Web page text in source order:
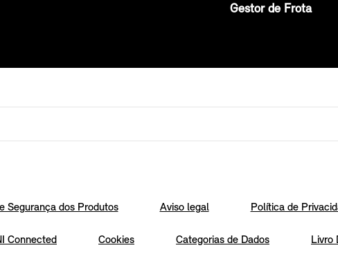
Gestor de Frota
Segurança dos Produtos Aviso legal Política de
Connected Cookies Categorias de Dados Livro